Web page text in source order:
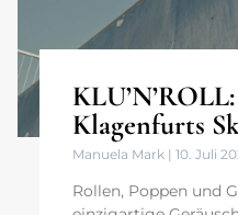
Klagenfurts
Manuela Mark 10. Juli
Rollen, Poppen und